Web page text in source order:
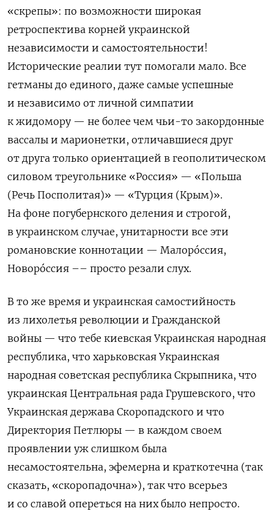
«скрепы»: по возможности широкая
ретроспектива корней украинской
независимости и самостоятельности!
Исторические реалии тут помогали мало. Все
гетманы до единого, даже самые успешные
и независимо от личной симпатии
к жидомору — не более чем чьи-то закордонные
вассалы и марионетки, отличавшиеся друг
от друга только ориентацией в геополитическом
силовом треугольнике «Россия» — «Польша
(Речь Посполитая)» — «Турция (Крым)».
На фоне погубернского деления и строгой,
в украинском случае, унитарности все эти
романовские коннотации — Малорóссия,
Новорóссия –– просто резали слух.
В то же время и украинская самостийность
из лихолетья революции и Гражданской
войны — что тебе киевская Украинская народная
республика, что харьковская Украинская
народная советская республика Скрыпника, что
украинская Центральная рада Грушевского, что
Украинская держава Скоропадского и что
Директория Петлюры — в каждом своем
проявлении уж слишком была
несамостоятельна, эфемерна и краткотечна (так
сказать, «скоропадочна»), так что всерьез
и со славой опереться на них было непросто.